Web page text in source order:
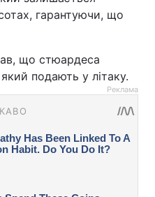
гарантуючи, що
що стюардеса
подають у літаку.
Реклама